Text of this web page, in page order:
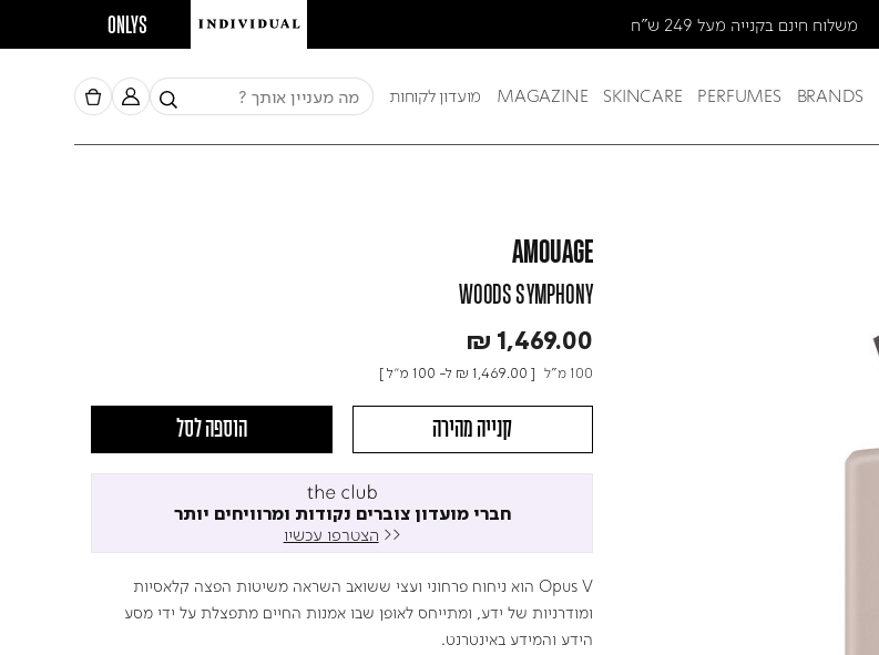
ONLYS
BRANDS
PERFUMES
SKINCARE
MAGAZINE מועדון לקוחות
AMOUAGE
WOODS SYMPHONY
₪ 1,469.00
100 מ"ל [
₪ 1,469.00 ל- 100 מ"ל ]
קנייה מהירה הוספה לסל
חברי מועדון צוברים נקודות ומרוויחים יותר
<< הצטרפו עכשיו
Opus V הוא ניחוח פרחוני ועצי ששואב השראה משיטות הפצה קלאסיות
ומודרניות של ידע, ומתייחס לאופן שבו אמנות החיים מתפצלת על ידי מסע
הידע והמידע באינטרנט.